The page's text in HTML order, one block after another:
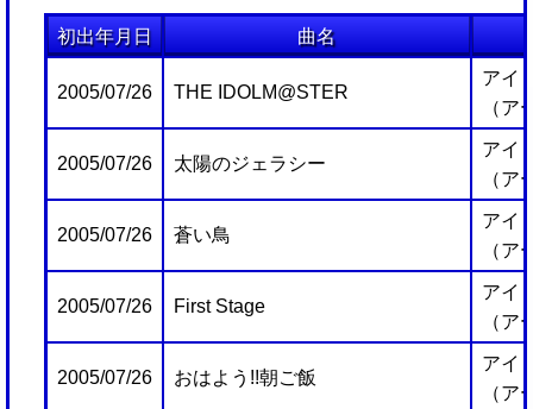
初出年月日 曲名
2005/07/26 THE IDOLM@STER
アイ
（ア
2005/07/26 太陽のジェラシー
アイ
（ア
2005/07/26 蒼い鳥
アイ
（ア
2005/07/26 First Stage
アイ
（ア
2005/07/26 おはよう!!朝ご飯
アイ
（ア